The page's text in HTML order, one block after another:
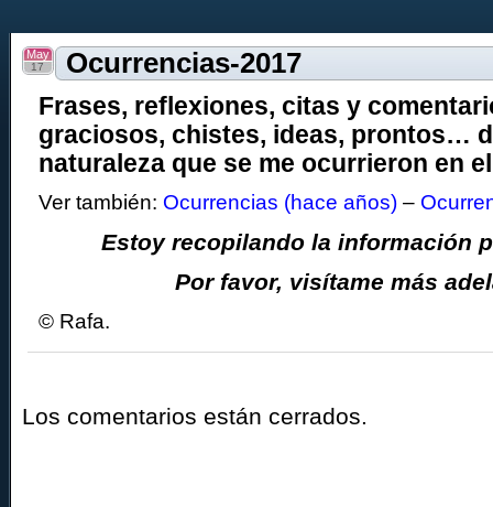
Ocurrencias-2017
May
17
Frases, reflexiones, citas y
graciosos, chistes, ideas, prontos…
naturaleza que se me ocurrieron en
Ver también: Ocurrencias (hace años) –
Estoy recopilando la información
Por favor, visítame más
© Rafa.
Los comentarios están cerrados.